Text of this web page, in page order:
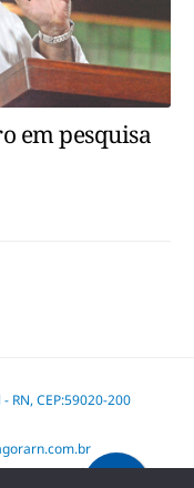
em pesquisa
RN, CEP:59020-200